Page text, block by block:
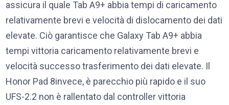
assicura il quale Tab A9+ abbia tempi di caricamento
relativamente brevi e velocità di dislocamento dei dati
elevate. Ciò garantisce che Galaxy Tab A9+ abbia
tempi vittoria caricamento relativamente brevi e
velocità successo trasferimento dei dati elevate. Il
Honor Pad 8invece, è parecchio più rapido e il suo
UFS-2.2 non è rallentato dal controller vittoria